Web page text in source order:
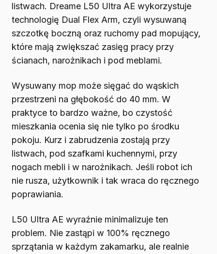
listwach. Dreame L50 Ultra AE wykorzystuje
technologię Dual Flex Arm, czyli wysuwaną
szczotkę boczną oraz ruchomy pad mopujący,
które mają zwiększać zasięg pracy przy
ścianach, narożnikach i pod meblami.
Wysuwany mop może sięgać do wąskich
przestrzeni na głębokość do 40 mm. W
praktyce to bardzo ważne, bo czystość
mieszkania ocenia się nie tylko po środku
pokoju. Kurz i zabrudzenia zostają przy
listwach, pod szafkami kuchennymi, przy
nogach mebli i w narożnikach. Jeśli robot ich
nie rusza, użytkownik i tak wraca do ręcznego
poprawiania.
L50 Ultra AE wyraźnie minimalizuje ten
problem. Nie zastąpi w 100% ręcznego
sprzątania w każdym zakamarku, ale realnie